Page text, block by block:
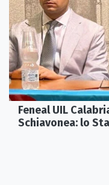
Feneal UIL
Schiavonea: lo